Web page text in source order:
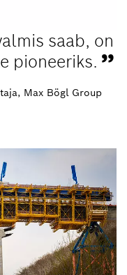
saab, on
pioneeriks.
Max Bögl Group